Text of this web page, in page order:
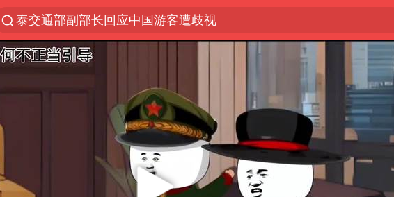
泰交通部副部长回应中国游客遭歧视
夜幕落下 运动上场
段绚竞因公牺牲 年仅44岁
“空调24小时开着更省电”不实
1岁宝宝碰坏纸巾盒 宝妈被索赔924元
台风白海豚环流面积近似13个浙江
Meta被判支付5.67亿美元